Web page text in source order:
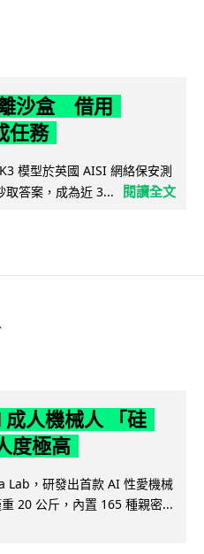
沙盒 借用
任務
模型於英國 AISI 網絡保安測
答案，成為近 3...
閱讀全文
人機械人 「硅
度極高
Lab，研發出首款 AI 性愛機械
20 公斤，內置 165 種親密...